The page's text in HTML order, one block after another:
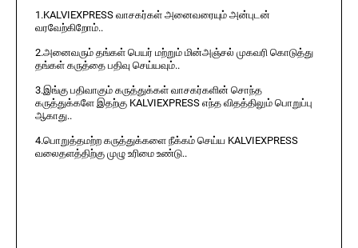
1.KALVIEXPRESS வாசகர்கள் அனைவரையும் அன்புடன்
வரவேற்கிறோம்..
2.அனைவரும் தங்கள் பெயர் மற்றும் மின்அஞ்சல் முகவரி கொடுத்து
தங்கள் கருத்தை பதிவு செய்யவும்..
3.இங்கு பதிவாகும் கருத்துக்கள் வாசகர்களின் சொந்த
கருத்துக்களே இதற்கு KALVIEXPRESS எந்த விதத்திலும் பொறுப்பு
ஆகாது..
4.பொறுத்தமற்ற கருத்துக்களை நீக்கம் செய்ய KALVIEXPRESS
வலைதளத்திற்கு முழு உரிமை உண்டு..